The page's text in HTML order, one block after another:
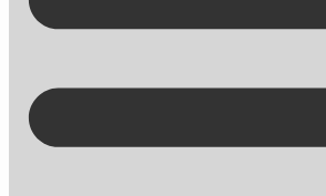
Derfor kan Facebooks nye